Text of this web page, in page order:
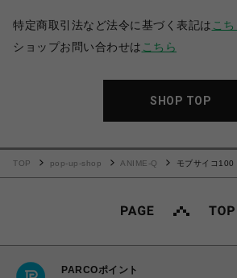
特定商取引法など法令に基づく表記は こち
ショップお問い合わせは こちら
SHOP TOP
TOP pop-up-shop ANIME-Q
モブサイコ100
PARCOポイント